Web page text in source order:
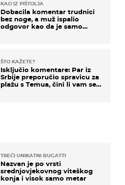
KAO IZ PIŠTOLJA
Dobacila komentar trudnici
bez noge, a muž ispalio
odgovor kao da je samo
ŠTO KAŽETE?
Isključio komentare: Par iz
Srbije preporučio spravicu za
plažu s Temua, čini li vam se
TREĆI UNIKATNI BUGATTI
Nazvan je po vrsti
srednjovjekovnog viteškog
konja i visok samo metar